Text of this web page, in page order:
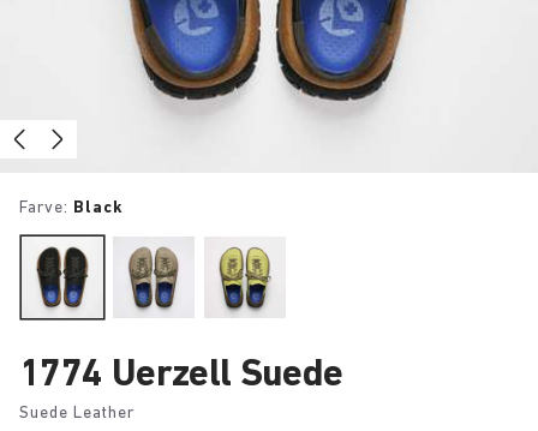
Farve: Black
1774 Uerzell Suede
Suede Leather